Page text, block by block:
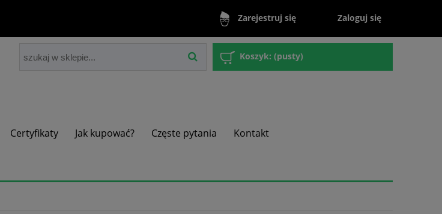
Zarejestruj się Zaloguj się
Koszyk: (pusty)
Certyfikaty Jak kupować? Częste pytania Kontakt